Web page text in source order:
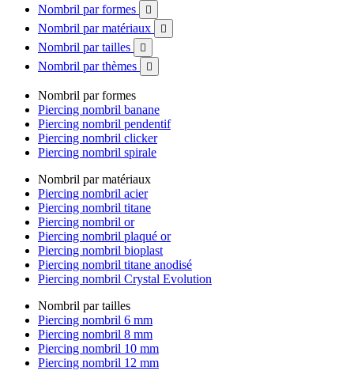
Nombril par formes

Nombril par matériaux 
Nombril par tailles 
Nombril par thèmes 
Nombril par formes
Piercing nombril banane
Piercing nombril pendentif
Piercing nombril clicker
Piercing nombril spirale
Nombril par matériaux
Piercing nombril acier
Piercing nombril titane
Piercing nombril or
Piercing nombril plaqué or
Piercing nombril bioplast
Piercing nombril titane anodisé
Piercing nombril Crystal Evolution
Nombril par tailles
Piercing nombril 6 mm
Piercing nombril 8 mm
Piercing nombril 10 mm
Piercing nombril 12 mm